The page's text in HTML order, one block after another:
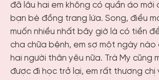
đã lâu hai em không có quần áo mới
bạn bè đồng trang lứa. Song, điều
muốn nhiều nhất bây giờ là có tiền
cha chữa bệnh, em sợ một ngày nào
hai người thân yêu nữa. Trà My cũng
được đi học trở lại, em rất thương chị